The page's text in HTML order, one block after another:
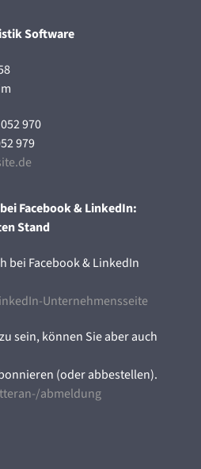
Software
970
979
Facebook & LinkedIn:
Stand
bei Facebook & LinkedIn
Unternehmensseite
sein, können Sie aber auch
(oder abbestellen).
abmeldung